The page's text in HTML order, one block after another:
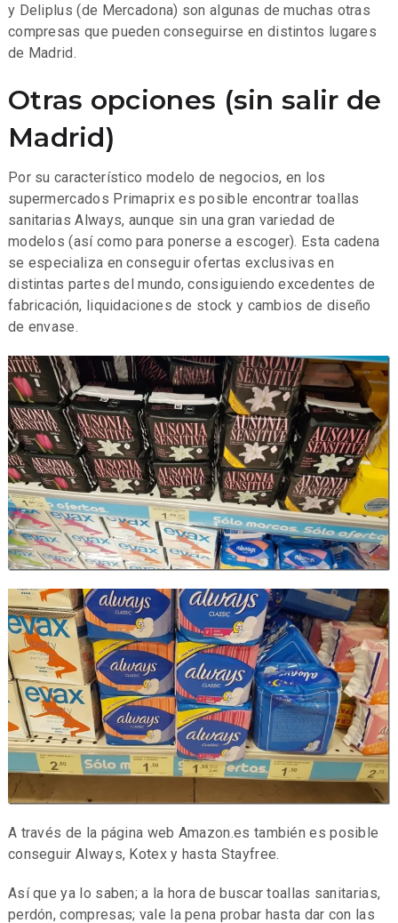
y Deliplus (de Mercadona) son algunas de muchas otras
compresas que pueden conseguirse en distintos lugares
de Madrid.
Otras opciones (sin salir de
Madrid)
Por su característico modelo de negocios, en los
supermercados Primaprix es posible encontrar toallas
sanitarias Always, aunque sin una gran variedad de
modelos (así como para ponerse a escoger). Esta cadena
se especializa en conseguir ofertas exclusivas en
distintas partes del mundo, consiguiendo excedentes de
fabricación, liquidaciones de stock y cambios de diseño
de envase.
A través de la página web Amazon.es también es posible
conseguir Always, Kotex y hasta Stayfree.
Así que ya lo saben; a la hora de buscar toallas sanitarias,
perdón, compresas; vale la pena probar hasta dar con las